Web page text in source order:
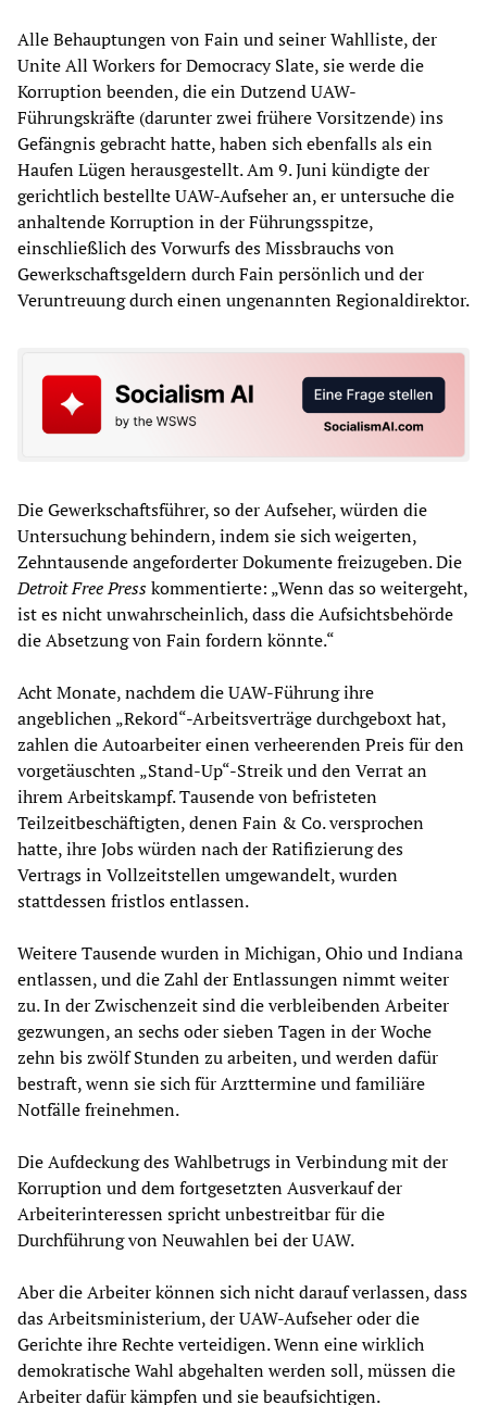
Alle Behauptungen von Fain und seiner Wahlliste, der
Unite All Workers for Democracy Slate, sie werde die
Korruption beenden, die ein Dutzend UAW-
Führungskräfte (darunter zwei frühere Vorsitzende) ins
Gefängnis gebracht hatte, haben sich ebenfalls als ein
Haufen Lügen herausgestellt. Am 9. Juni kündigte der
gerichtlich bestellte UAW-Aufseher an, er untersuche die
anhaltende Korruption in der Führungsspitze,
einschließlich des Vorwurfs des Missbrauchs von
Gewerkschaftsgeldern durch Fain persönlich und der
Veruntreuung durch einen ungenannten Regionaldirektor.
Die Gewerkschaftsführer, so der Aufseher, würden die
Untersuchung behindern, indem sie sich weigerten,
Zehntausende angeforderter Dokumente freizugeben. Die
Detroit Free Presskommentierte: „Wenn das so weitergeht,
ist es nicht unwahrscheinlich, dass die Aufsichtsbehörde
die Absetzung von Fain fordern könnte.“
Acht Monate, nachdem die UAW-Führung ihre
angeblichen „Rekord“-Arbeitsverträge durchgeboxt hat,
zahlen die Autoarbeiter einen verheerenden Preis für den
vorgetäuschten „Stand-Up“-Streik und den Verrat an
ihrem Arbeitskampf. Tausende von befristeten
Teilzeitbeschäftigten, denen Fain & Co. versprochen
hatte, ihre Jobs würden nach der Ratifizierung des
Vertrags in Vollzeitstellen umgewandelt, wurden
stattdessen fristlos entlassen.
Weitere Tausende wurden in Michigan, Ohio und Indiana
entlassen, und die Zahl der Entlassungen nimmt weiter
zu. In der Zwischenzeit sind die verbleibenden Arbeiter
gezwungen, an sechs oder sieben Tagen in der Woche
zehn bis zwölf Stunden zu arbeiten, und werden dafür
bestraft, wenn sie sich für Arzttermine und familiäre
Notfälle freinehmen.
Die Aufdeckung des Wahlbetrugs in Verbindung mit der
Korruption und dem fortgesetzten Ausverkauf der
Arbeiterinteressen spricht unbestreitbar für die
Durchführung von Neuwahlen bei der UAW.
Aber die Arbeiter können sich nicht darauf verlassen, dass
das Arbeitsministerium, der UAW-Aufseher oder die
Gerichte ihre Rechte verteidigen. Wenn eine wirklich
demokratische Wahl abgehalten werden soll, müssen die
Arbeiter dafür kämpfen und sie beaufsichtigen.